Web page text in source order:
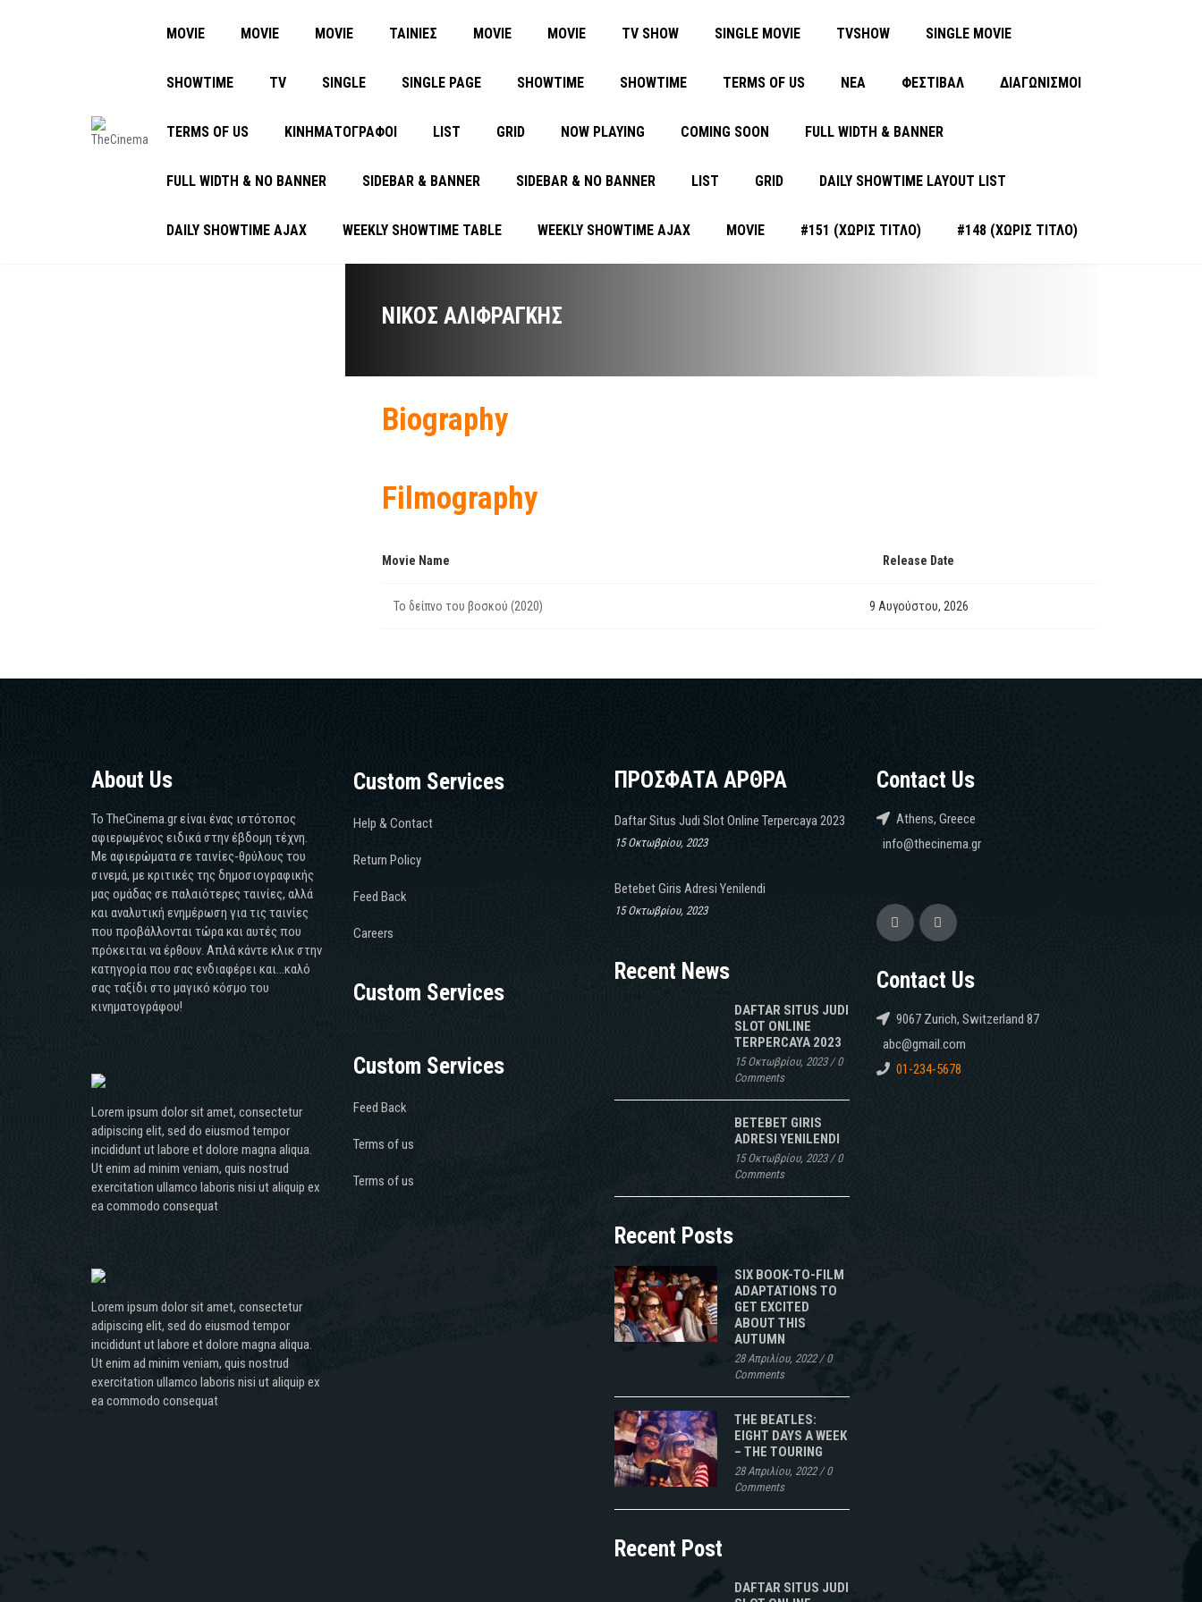
MOVIE MOVIE MOVIE ΤΑΙΝΙΕΣ MOVIE MOVIE TV SHOW SINGLE MOVIE TVSHOW SINGLE MOVIE
SHOWTIME TV SINGLE SINGLE PAGE SHOWTIME SHOWTIME TERMS OF US ΝΈΑ ΦΕΣΤΙΒΑΛ ΔΙΑΓΩΝΙΣΜΟΙ
TERMS OF US ΚΙΝΗΜΑΤΟΓΡΑΦΟΙ LIST GRID NOW PLAYING COMING SOON FULL WIDTH & BANNER
FULL WIDTH & NO BANNER SIDEBAR & BANNER SIDEBAR & NO BANNER LIST GRID DAILY SHOWTIME LAYOUT LIST
DAILY SHOWTIME AJAX WEEKLY SHOWTIME TABLE WEEKLY SHOWTIME AJAX MOVIE #151 (ΧΩΡΊΣ ΤΊΤΛΟ) #148 (ΧΩΡΊΣ ΤΊΤΛΟ)
ΝΊΚΟΣ ΑΛΙΦΡΑΓΚΉΣ
Biography
Filmography
Movie Name Release Date
Το δείπνο του βοσκού (2020) 9 Αυγούστου, 2026
About Us
Το TheCinema.gr είναι ένας ιστότοπος
αφιερωμένος ειδικά στην έβδομη τέχνη.
Με αφιερώματα σε ταινίες-θρύλους του
σινεμά, με κριτικές της δημοσιογραφικής
μας ομάδας σε παλαιότερες ταινίες, αλλά
και αναλυτική ενημέρωση για τις ταινίες
που προβάλλονται τώρα και αυτές που
πρόκειται να έρθουν. Απλά κάντε κλικ στην
κατηγορία που σας ενδιαφέρει και...καλό
σας ταξίδι στο μαγικό κόσμο του
κινηματογράφου!
Lorem ipsum dolor sit amet, consectetur
adipiscing elit, sed do eiusmod tempor
incididunt ut labore et dolore magna aliqua.
Ut enim ad minim veniam, quis nostrud
exercitation ullamco laboris nisi ut aliquip ex
ea commodo consequat
Lorem ipsum dolor sit amet, consectetur
adipiscing elit, sed do eiusmod tempor
incididunt ut labore et dolore magna aliqua.
Ut enim ad minim veniam, quis nostrud
exercitation ullamco laboris nisi ut aliquip ex
ea commodo consequat
Custom Services
Help & Contact
Return Policy
Feed Back
Careers
Custom Services
Custom Services
Feed Back
Terms of us
Terms of us
ΠΡΟΣΦΑΤΑ ΑΡΘΡΑ
Daftar Situs Judi Slot Online Terpercaya 2023
15 Οκτωβρίου, 2023
Betebet Giris Adresi Yenilendi
15 Οκτωβρίου, 2023
Recent News
DAFTAR SITUS JUDI
SLOT ONLINE
TERPERCAYA 2023
15 Οκτωβρίου, 2023/0
Comments
BETEBET GIRIS
ADRESI YENILENDI
15 Οκτωβρίου, 2023/0
Comments
Recent Posts
SIX BOOK-TO-FILM
ADAPTATIONS TO
GET EXCITED
ABOUT THIS
AUTUMN
28 Απριλίου, 2022/0
Comments
THE BEATLES:
EIGHT DAYS A WEEK
– THE TOURING
28 Απριλίου, 2022/0
Comments
Recent Post
DAFTAR SITUS JUDI
Contact Us
Athens, Greece
info@thecinema.gr
Contact Us
9067 Zurich, Switzerland 87
abc@gmail.com
01-234-5678